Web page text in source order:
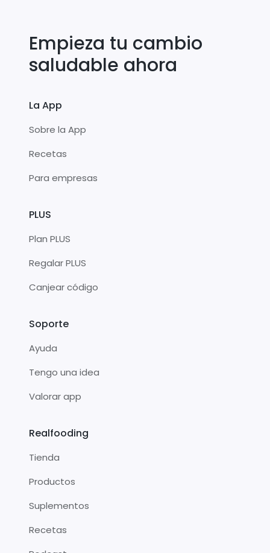
Empieza tu cambio
saludable ahora
La App
Sobre la App
Recetas
Para empresas
PLUS
Plan PLUS
Regalar PLUS
Canjear código
Soporte
Ayuda
Tengo una idea
Valorar app
Realfooding
Tienda
Productos
Suplementos
Recetas